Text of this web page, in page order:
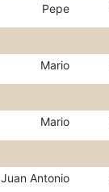
Pepe
Mario
Mario
Juan Antonio